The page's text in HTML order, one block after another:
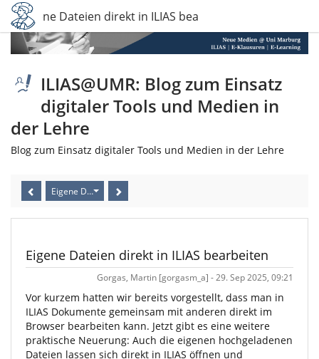
Eigene Dateien direkt in ILIAS bearbeiten
ILIAS@UMR: Blog zum Einsatz
digitaler Tools und Medien in
der Lehre
Blog zum Einsatz digitaler Tools und Medien in der Lehre
Eigene Dateien direkt in ILIAS bearbeiten
Eigene Dateien direkt in ILIAS bearbeiten
Gorgas, Martin [gorgasm_a] - 29. Sep 2025, 09:21
Vor kurzem hatten wir bereits vorgestellt, dass man in
ILIAS Dokumente gemeinsam mit anderen direkt im
Browser bearbeiten kann. Jetzt gibt es eine weitere
praktische Neuerung: Auch die eigenen hochgeladenen
Dateien lassen sich direkt in ILIAS öffnen und